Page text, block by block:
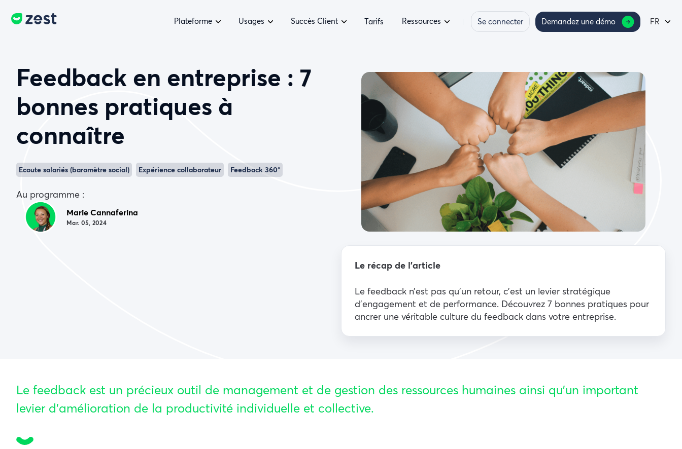
Plateforme Usages Succès Client Tarifs Ressources Se connecter Demandez une démo FR
Feedback en entreprise : 7
bonnes pratiques à
connaître
Ecoute salariés (baromètre social) Expérience collaborateur Feedback 360°
Au programme :
Marie Cannaferina
Mar. 05, 2024
Le récap de l’article
Le feedback n’est pas qu’un retour, c’est un levier stratégique
d’engagement et de performance. Découvrez 7 bonnes pratiques pour
ancrer une véritable culture du feedback dans votre entreprise.
Le feedback est un précieux outil de management et de gestion des ressources humaines ainsi qu’un important
levier d’amélioration de la productivité individuelle et collective.